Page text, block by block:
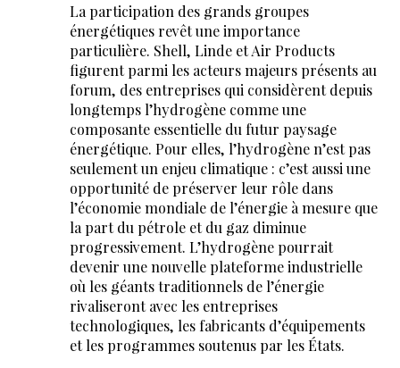
La participation des grands groupes
énergétiques revêt une importance
particulière. Shell, Linde et Air Products
figurent parmi les acteurs majeurs présents au
forum, des entreprises qui considèrent depuis
longtemps l’hydrogène comme une
composante essentielle du futur paysage
énergétique. Pour elles, l’hydrogène n’est pas
seulement un enjeu climatique : c’est aussi une
opportunité de préserver leur rôle dans
l’économie mondiale de l’énergie à mesure que
la part du pétrole et du gaz diminue
progressivement. L’hydrogène pourrait
devenir une nouvelle plateforme industrielle
où les géants traditionnels de l’énergie
rivaliseront avec les entreprises
technologiques, les fabricants d’équipements
et les programmes soutenus par les États.